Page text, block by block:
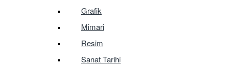
Grafik
Mimari
Resim
Sanat Tarihi